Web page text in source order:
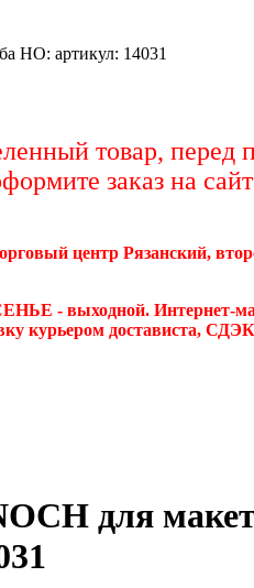
HO: артикул: 14031
товар, перед
заказ на
центр Рязанский,
- выходной. Интернет-
курьером достависта,
для